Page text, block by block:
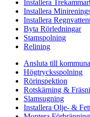
Installera
Installera
Installera
Byta Rörledningar
Stamspolning
Relining
Ansluta till
Högtrycksspolning
Rörinspektion
Rotskärning &
Slamsugning
Installera Olje- &